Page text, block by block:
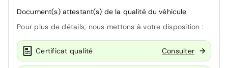
Document(s) attestant(s) de la qualité du véhicule
Pour plus de détails, nous mettons à votre disposition :
Certificat qualité Consulter